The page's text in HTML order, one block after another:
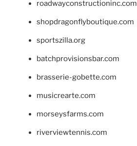
roadwayconstructioninc.com
shopdragonflyboutique.com
sportszilla.org
batchprovisionsbar.com
brasserie-gobette.com
musicrearte.com
morseysfarms.com
riverviewtennis.com